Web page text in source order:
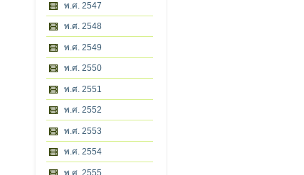
พ.ศ. 2547
พ.ศ. 2548
พ.ศ. 2549
พ.ศ. 2550
พ.ศ. 2551
พ.ศ. 2552
พ.ศ. 2553
พ.ศ. 2554
พ.ศ. 2555